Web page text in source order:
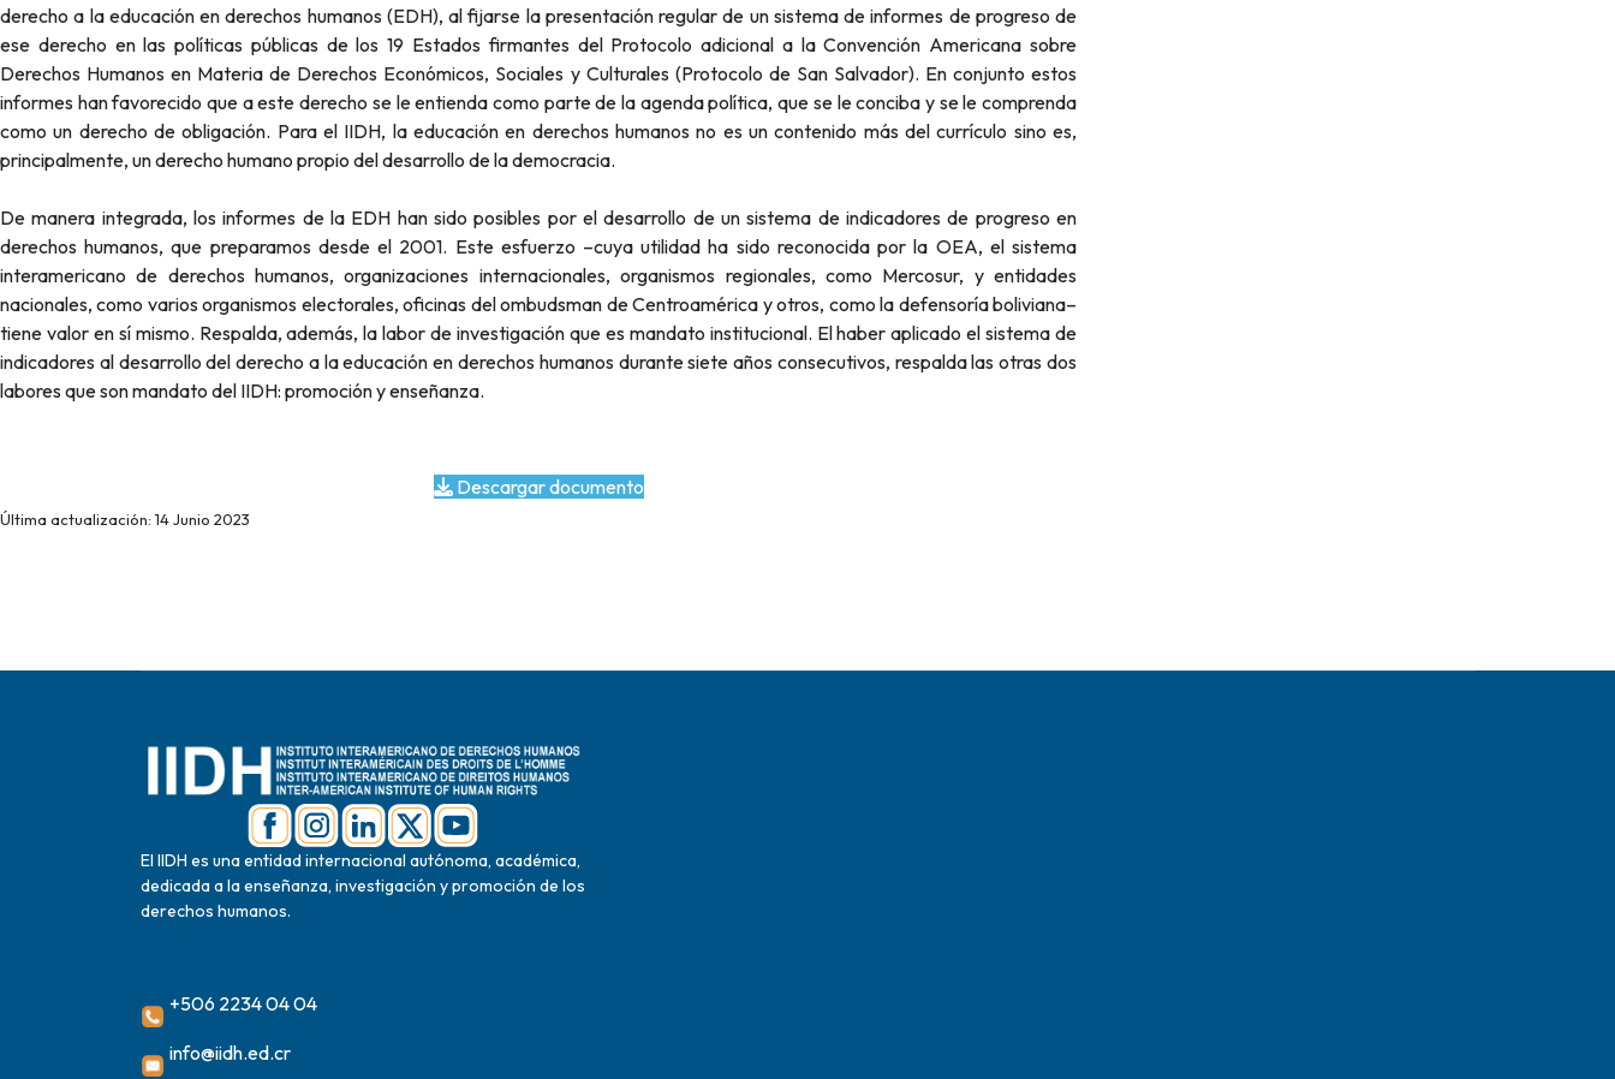
derecho a la educación en derechos humanos (EDH), al fijarse la presentación regular de un sistema de informes de progreso de
ese derecho en las políticas públicas de los 19 Estados firmantes del Protocolo adicional a la Convención Americana sobre
Derechos Humanos en Materia de Derechos Económicos, Sociales y Culturales (Protocolo de San Salvador). En conjunto estos
informes han favorecido que a este derecho se le entienda como parte de la agenda política, que se le conciba y se le comprenda
como un derecho de obligación. Para el IIDH, la educación en derechos humanos no es un contenido más del currículo sino es,
principalmente, un derecho humano propio del desarrollo de la democracia.
De manera integrada, los informes de la EDH han sido posibles por el desarrollo de un sistema de indicadores de progreso en
derechos humanos, que preparamos desde el 2001. Este esfuerzo –cuya utilidad ha sido reconocida por la OEA, el sistema
interamericano de derechos humanos, organizaciones internacionales, organismos regionales, como Mercosur, y entidades
nacionales, como varios organismos electorales, oficinas del ombudsman de Centroamérica y otros, como la defensoría boliviana–
tiene valor en sí mismo. Respalda, además, la labor de investigación que es mandato institucional. El haber aplicado el sistema de
indicadores al desarrollo del derecho a la educación en derechos humanos durante siete años consecutivos, respalda las otras dos
labores que son mandato del IIDH: promoción y enseñanza.
Descargar documento
Última actualización: 14 Junio 2023
El IIDH es una entidad internacional autónoma, académica,
dedicada a la enseñanza, investigación y promoción de los
derechos humanos.
+506 2234 04 04
info@iidh.ed.cr